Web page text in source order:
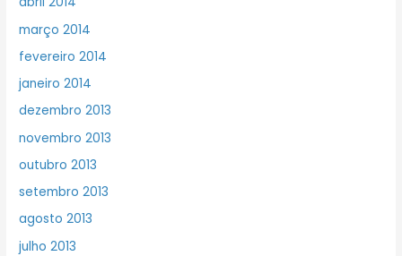
março 2014
fevereiro 2014
janeiro 2014
dezembro 2013
novembro 2013
outubro 2013
setembro 2013
agosto 2013
julho 2013